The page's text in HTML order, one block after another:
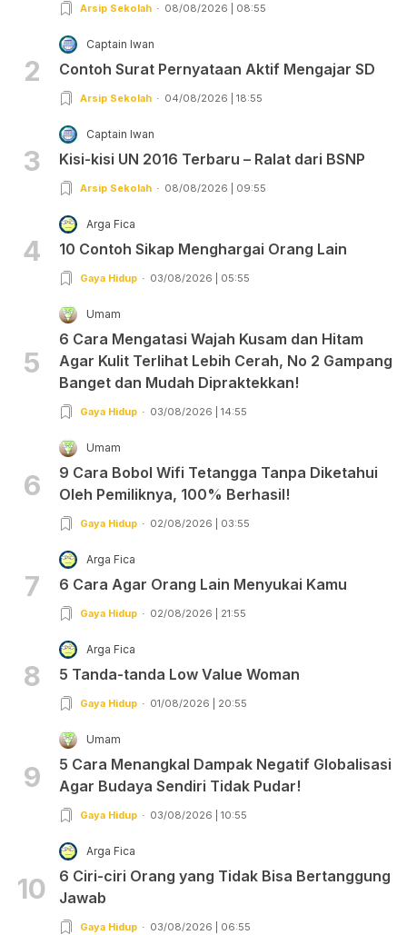
Arsip Sekolah 08/08/2026 | 08:55
2
Captain Iwan
Contoh Surat Pernyataan Aktif Mengajar SD
Arsip Sekolah 04/08/2026 | 18:55
3
Captain Iwan
Kisi-kisi UN 2016 Terbaru – Ralat dari BSNP
Arsip Sekolah 08/08/2026 | 09:55
4
Arga Fica
10 Contoh Sikap Menghargai Orang Lain
Gaya Hidup 03/08/2026 | 05:55
5
Umam
6 Cara Mengatasi Wajah Kusam dan Hitam
Agar Kulit Terlihat Lebih Cerah, No 2 Gampang
Banget dan Mudah Dipraktekkan!
Gaya Hidup 03/08/2026 | 14:55
6
Umam
9 Cara Bobol Wifi Tetangga Tanpa Diketahui
Oleh Pemiliknya, 100% Berhasil!
Gaya Hidup 02/08/2026 | 03:55
7
Arga Fica
6 Cara Agar Orang Lain Menyukai Kamu
Gaya Hidup 02/08/2026 | 21:55
8
Arga Fica
5 Tanda-tanda Low Value Woman
Gaya Hidup 01/08/2026 | 20:55
9
Umam
5 Cara Menangkal Dampak Negatif Globalisasi
Agar Budaya Sendiri Tidak Pudar!
Gaya Hidup 03/08/2026 | 10:55
10
Arga Fica
6 Ciri-ciri Orang yang Tidak Bisa Bertanggung
Jawab
Gaya Hidup 03/08/2026 | 06:55